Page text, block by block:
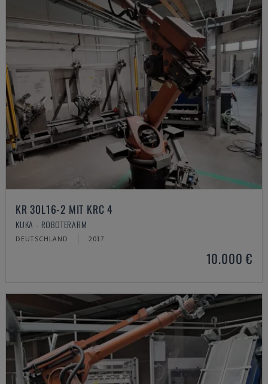
KR 30L16-2 MIT KRC 4
KUKA - ROBOTERARM
DEUTSCHLAND 2017
10.000 €